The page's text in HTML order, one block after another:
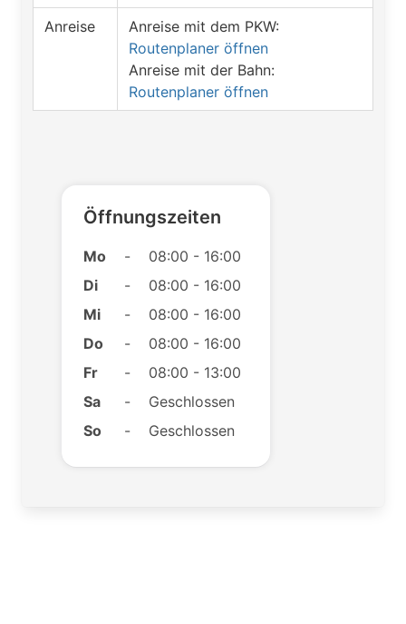
Anreise
Anreise mit dem PKW:
Routenplaner öffnen
Anreise mit der Bahn:
Routenplaner öffnen
Öffnungszeiten
Mo -
08:00 - 16:00
Di
-
08:00 - 16:00
Mi
-
08:00 - 16:00
Do
-
08:00 - 16:00
Fr
-
08:00 - 13:00
Sa
-
Geschlossen
So
- Geschlossen